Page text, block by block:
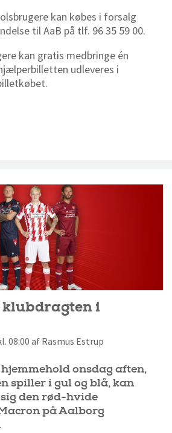
kan købes i forsalg
til AaB på tlf. 96 35 59 00.
kan gratis medbringe én
udleveres i
i
08:00 af Rasmus Estrup
onsdag aften,
spiller i gul og blå, kan
den rød-hvide
på Aalborg